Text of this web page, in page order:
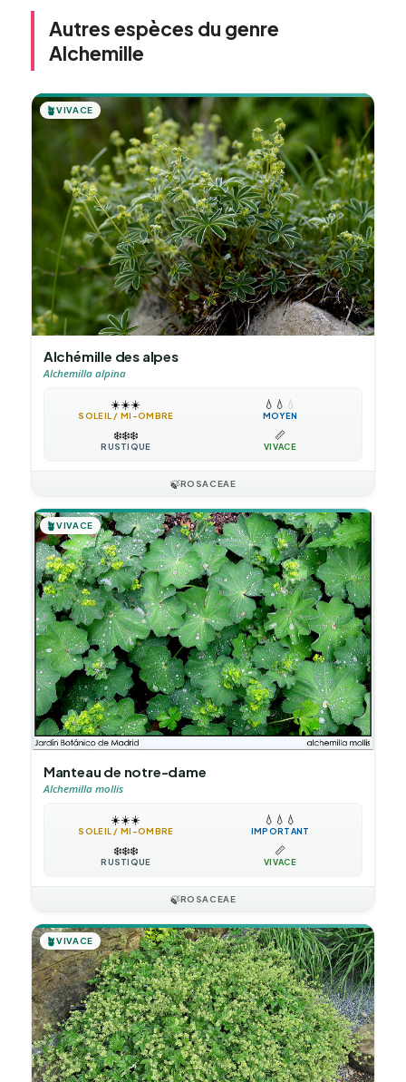
Autres espèces du genre
Alchemille
🪴VIVACE
Alchémille des alpes
Alchemilla alpina
☀️☀️☀️
SOLEIL / MI-OMBRE
💧 💧 💧
MOYEN
❄️❄️❄️
RUSTIQUE
📏
VIVACE
🍃ROSACEAE
🪴VIVACE
Manteau de notre-dame
Alchemilla mollis
☀️☀️☀️
SOLEIL / MI-OMBRE
💧 💧 💧
IMPORTANT
❄️❄️❄️
RUSTIQUE
📏
VIVACE
🍃ROSACEAE
🪴VIVACE